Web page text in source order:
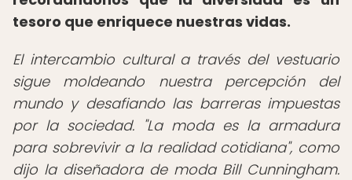
tesoro que enriquece nuestras vidas.
El intercambio cultural a través del vestuario
sigue moldeando nuestra percepción del
mundo y desafiando las barreras impuestas
por la sociedad. "La moda es la armadura
para sobrevivir a la realidad cotidiana", como
dijo la diseñadora de moda Bill Cunningham.